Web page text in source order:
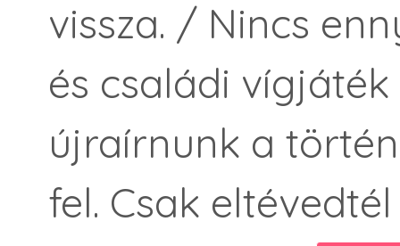
vissza. / Nincs
és családi
újraírnunk a
fel. Csak